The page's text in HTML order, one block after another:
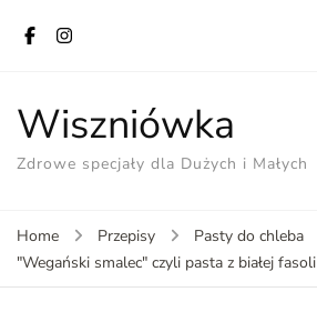
Wiszniówka
Zdrowe specjały dla Dużych i Małych
Home Przepisy
Pasty do chleba
"Wegański smalec" czyli pasta z białej fasoli